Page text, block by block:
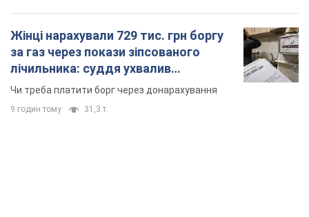
Жінці нарахували 729 тис. грн боргу
за газ через покази зіпсованого
лічильника: суддя ухвалив
неочікуване рішення
Чи треба платити борг через донарахування
9 годин тому 31,3 т.